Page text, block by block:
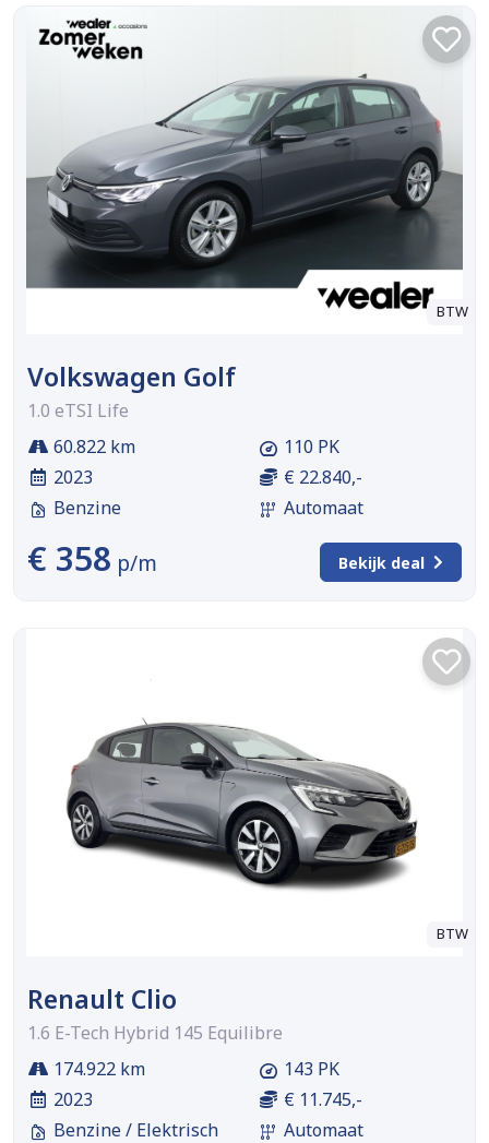
BTW
Volkswagen Golf
1.0 eTSI Life
60.822 km
2023
Benzine
110 PK
€ 22.840,-
Automaat
€ 358 p/m Bekijk deal
BTW
Renault Clio
1.6 E-Tech Hybrid 145 Equilibre
174.922 km
2023
Benzine / Elektrisch
143 PK
€ 11.745,-
Automaat